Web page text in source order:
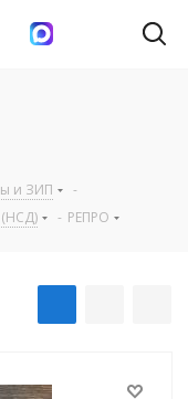
и ЗИП
-
(НСД)
- РЕПРО